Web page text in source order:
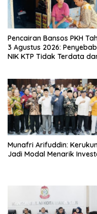
Pencairan Bansos PKH
3 Agustus 2026: Penyebab
NIK KTP Tidak Terdata
Munafri Arifuddin:
Jadi Modal Menarik